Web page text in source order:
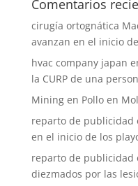
Comentarios
cirugía ortognática
avanzan en el inicio
hvac company japan
la CURP de una
Miningen Pollo en
reparto de publicidad
en el inicio de los
reparto de publicidad
diezmados por las